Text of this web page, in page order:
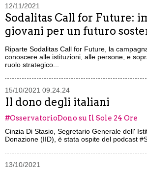
12/11/2021
Sodalitas Call for Future:
giovani per un futuro
Riparte Sodalitas Call for Future, la
conoscere alle istituzioni, alle persone, e
ruolo strategico...
15/10/2021 09.24.24
Il dono degli italiani
#OsservatorioDono su Il Sole 24 Ore
Cinzia Di Stasio, Segretario Generale dell'
Donazione (IID), è stata ospite del podcast
13/10/2021